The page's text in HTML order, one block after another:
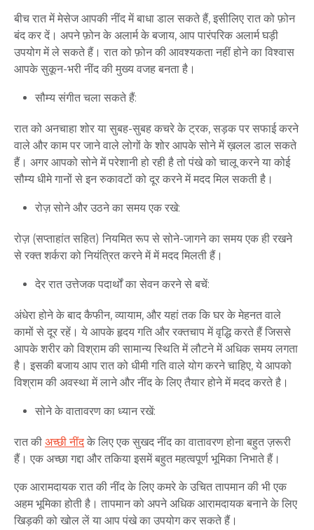
Mobile Number *
Email
Submit
बीच रात में मेसेज आपकी नींद में बाधा डाल सकते हैं, इसीलिए रात को फ़ोन
बंद कर दें। अपने फ़ोन के अलार्म के बजाय, आप पारंपरिक अलार्म घड़ी
उपयोग में ले सकते हैं। रात को फ़ोन की आवश्यकता नहीं होने का विश्वास
आपके सुकून-भरी नींद की मुख्य वजह बनता है।
सौम्य संगीत चला सकते हैं:
रात को अनचाहा शोर या सुबह-सुबह कचरे के ट्रक, सड़क पर सफाई करने
वाले और काम पर जाने वाले लोगों के शोर आपके सोने में ख़लल डाल सकते
हैं। अगर आपको सोने में परेशानी हो रही है तो पंखे को चालू करने या कोई
सौम्य धीमे गानों से इन रुकावटों को दूर करने में मदद मिल सकती है।
रोज़ सोने और उठने का समय एक रखे:
रोज़(सप्ताहांत सहित) नियमित रूप से सोने-जागने का समय एक ही रखने
से रक्त शर्करा को नियंत्रित करने में में मदद मिलती हैं।
देर रात उत्तेजक पदार्थों का सेवन करने से बचें:
अंधेरा होने के बाद कैफीन, व्यायाम, और यहां तक कि घर के मेहनत वाले
कामों से दूर रहें। ये आपके हृदय गति और रक्तचाप में वृद्धि करते हैं जिससे
आपके शरीर को विश्राम की सामान्य स्थिति में लौटने में अधिक समय लगता
है। इसकी बजाय आप रात को धीमी गति वाले योग करने चाहिए, ये आपको
विश्राम की अवस्था में लाने और नींद के लिए तैयार होने में मदद करते है।
सोने के वातावरण का ध्यान रखें:
रात की अच्छी नींद के लिए एक सुखद नींद का वातावरण होना बहुत ज़रूरी
हैं। एक अच्छा गद्दा और तकिया इसमें बहुत महत्वपूर्ण भूमिका निभाते हैं।
एक आरामदायक रात की नींद के लिए कमरे के उचित तापमान की भी एक
अहम भूमिका होती है। तापमान को अपने अधिक आरामदायक बनाने के लिए
खिड़की को खोल लें या आप पंखे का उपयोग कर सकते हैं।